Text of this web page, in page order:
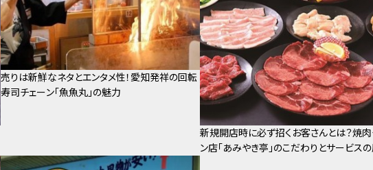
売りは新鮮なネタとエンタメ性！愛知発祥の回転
寿司チェーン「魚魚丸」の魅力
新規開店時に必ず招くお客さんとは？焼肉
ン店「あみやき亭」のこだわりとサービス